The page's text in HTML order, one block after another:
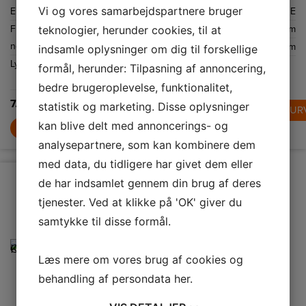
masser af plads
yndlingsmad.
Energiklasse
D
Frysekapacitet
netto
324
L
Lydniveau
37
dB(A)
7.999,-
LÆG I KURV
masser af plads
yndlingsmad.
Energiklasse
D
Frysekapacitet
netto
324
L
Lydniveau
37
dB(A)
7.999,-
LÆG I KURV
mere jævn
øverst i
køleskabet
hjælper til at
holde en
konstant
temperatur og
holder dermed
dine madvarer
Energiklasse
E
203 cm
Bredde
59,5 cm
5.795,-
7.795,-
LÆG I
Vi og vores samarbejdspartnere bruger
teknologier, herunder cookies, til at
indsamle oplysninger om dig til forskellige
formål, herunder: Tilpasning af annoncering,
bedre brugeroplevelse, funktionalitet,
statistik og marketing. Disse oplysninger
kan blive delt med annoncerings- og
analysepartnere, som kan kombinere dem
med data, du tidligere har givet dem eller
de har indsamlet gennem din brug af deres
tjenester. Ved at klikke på 'OK' giver du
samtykke til disse formål.
Læs mere om vores brug af cookies og
behandling af persondata her.